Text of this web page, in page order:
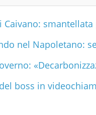
Caivano:
nel Napoletano:
boss in